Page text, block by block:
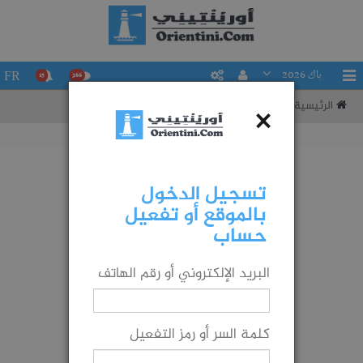
باك 2026 266
15
FR
الرئيسية تقييم حظوظك في التوجيه إلى شعبة ما×
تسجيل الدخول
بالموقع أو تفعيل
حساب
البريد الإلكتروني أو رقم الهاتف
كلمة السر أو رمز التفعيل